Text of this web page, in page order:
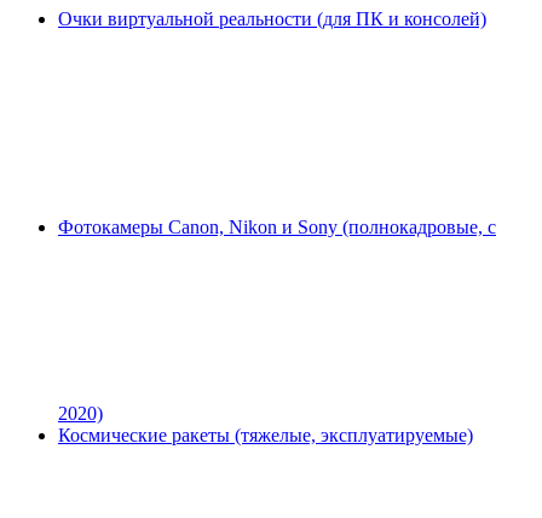
Очки виртуальной реальности (для ПК и консолей)
Фотокамеры Canon, Nikon и Sony (полнокадровые, с
2020)
Космические ракеты (тяжелые, эксплуатируемые)